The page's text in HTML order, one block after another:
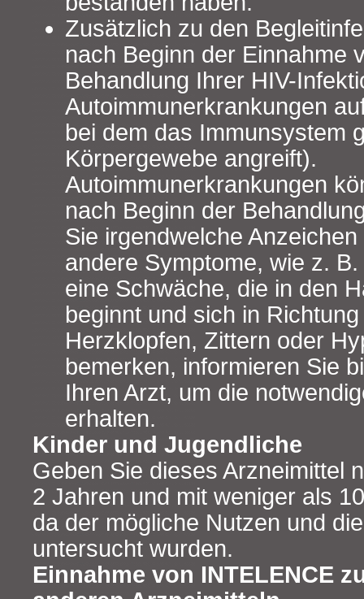
Zusätzlich zu den
nach Beginn der Einnahme
Behandlung Ihrer HIV-
Autoimmunerkrankungen
bei dem das Immunsystem
Körpergewebe angreift).
Autoimmunerkrankungen
nach Beginn der
Sie irgendwelche
andere Symptome, wie z.
eine Schwäche, die in den
beginnt und sich in
Herzklopfen, Zittern oder
bemerken, informieren Sie
Ihren Arzt, um die
erhalten.
Kinder und Jugendliche
Geben Sie dieses Arzneimittel
2 Jahren und mit weniger als
da der mögliche Nutzen und
untersucht wurden.
Einnahme von INTELENCE